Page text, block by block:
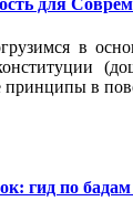
в
принципы в
гид по